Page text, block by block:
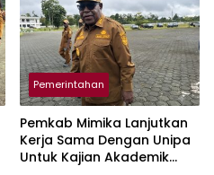
Pemerintahan
Pemkab Mimika Lanjutkan
Kerja Sama Dengan Unipa
Untuk Kajian Akademik